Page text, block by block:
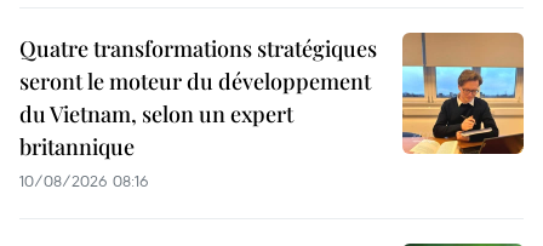
Quatre transformations stratégiques
seront le moteur du développement
du Vietnam, selon un expert
britannique
10/08/2026 08:16